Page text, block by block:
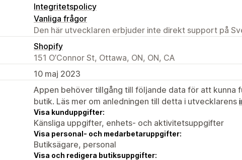
Integritetspolicy
Vanliga frågor
Den här utvecklaren erbjuder inte direkt support på
Shopify
151 O’Connor St, Ottawa, ON, ON, CA
10 maj 2023
Appen behöver tillgång till följande data för att kunna
butik. Läs mer om anledningen till detta i utvecklarens
Visa kunduppgifter:
Känsliga uppgifter, enhets- och aktivitetsuppgifter
Visa personal- och medarbetaruppgifter:
Butiksägare, personal
Visa och redigera butiksuppgifter: